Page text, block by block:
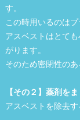
す。
この時用いるのは
アスベストはとて
がります。
そのため密閉性の
【その２】薬剤をま
アスベストを除去